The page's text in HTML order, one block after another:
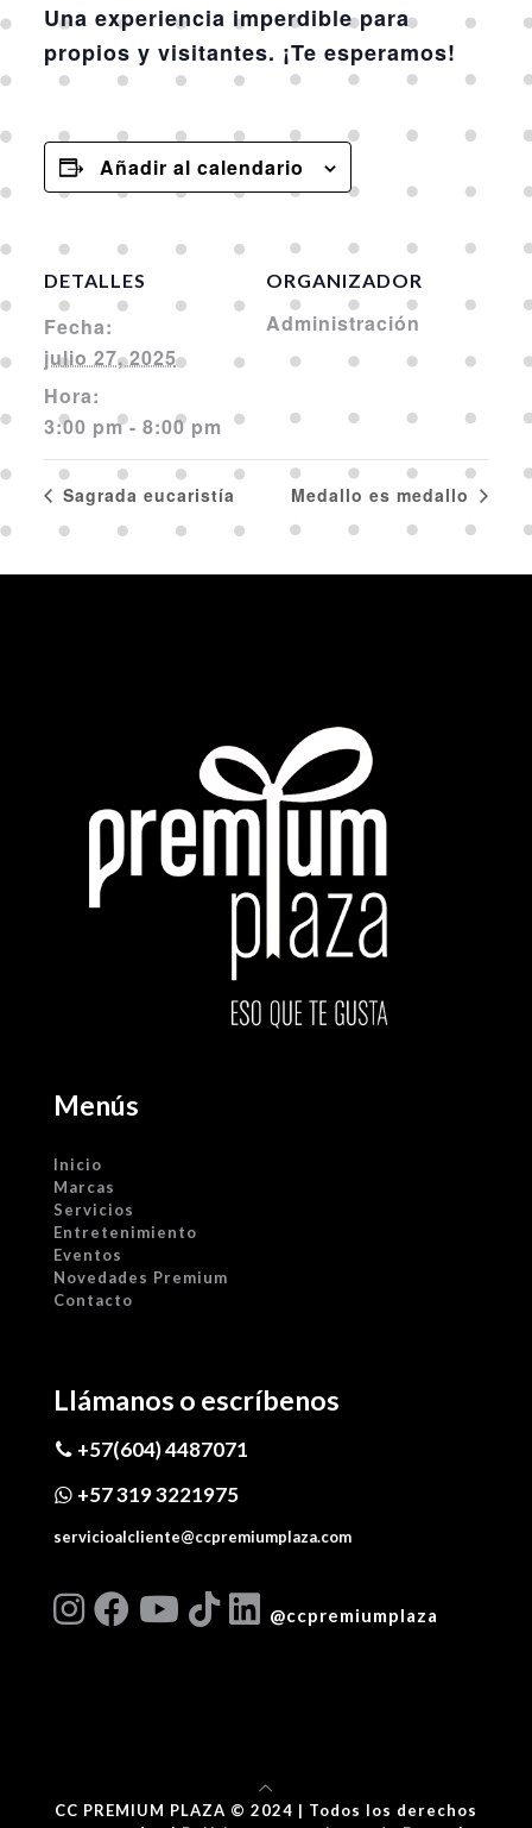
Una experiencia imperdible para
propios y visitantes. ¡Te esperamos!
Añadir al calendario
DETALLES
Fecha:
julio 27, 2025
Hora:
3:00 pm - 8:00 pm
ORGANIZADOR
Administración
Sagrada eucaristía Medallo es medallo
Menús
Inicio
Marcas
Servicios
Entretenimiento
Eventos
Novedades Premium
Contacto
Llámanos o escríbenos
+57(604) 4487071
+57 319 3221975
servicioalcliente@ccpremiumplaza.com
@ccpremiumplaza
CC PREMIUM PLAZA © 2024 | Todos los derechos